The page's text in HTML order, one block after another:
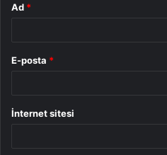
Ad *
E-posta *
İnternet sitesi